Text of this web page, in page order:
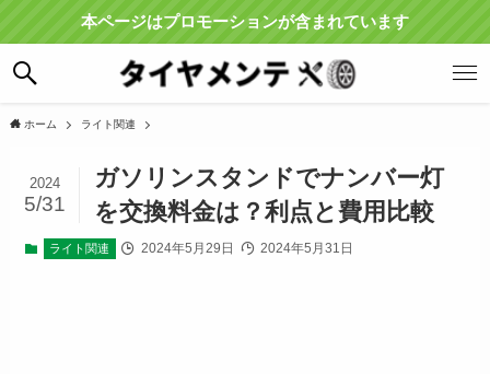
本ページはプロモーションが含まれています
ホーム ライト関連
ガソリンスタンドでナンバー灯
を交換料金は？利点と費用比較
2024
5/31
ライト関連 2024年5月29日 2024年5月31日